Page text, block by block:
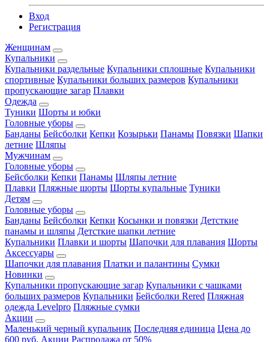
Вход
Регистрация
Женщинам
Купальники
Купальники раздельные Купальники сплошные Купальники
спортивные Купальники больших размеров Купальники
пропускающие загар Плавки
Одежда
Туники Шорты и юбки
Головные уборы
Банданы Бейсболки Кепки Козырьки Панамы Повязки Шапки
летние Шляпы
Мужчинам
Головные уборы
Бейсболки Кепки Панамы Шляпы летние
Плавки Пляжные шорты Шорты купальные Туники
Детям
Головные уборы
Банданы Бейсболки Кепки Косынки и повязки Детсткие
панамы и шляпы Детсткие шапки летние
Купальники Плавки и шорты Шапочки для плавания Шорты
Аксессуары
Шапочки для плавания Платки и палантины Сумки
Новинки
Купальники пропускающие загар Купальники с чашками
больших размеров Купальники Бейсболки Rered Пляжная
одежда Levelpro Пляжные сумки
Акции
Маленький черный купальник Последняя единица Цена до
600 руб. Акции Распродажа от 50%